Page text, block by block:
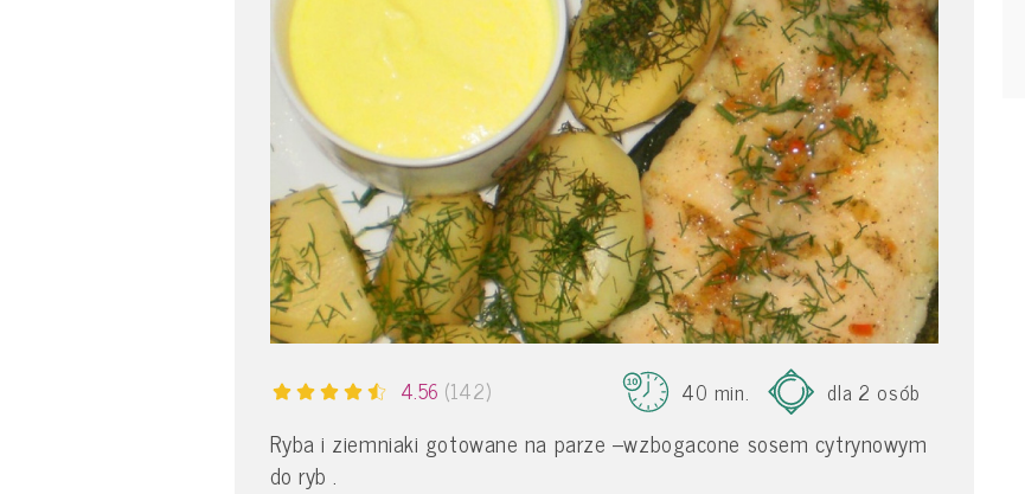
4.56 (142) 40 min. dla 2 osób
Ryba i ziemniaki gotowane na parze –wzbogacone sosem cytrynowym
do ryb .